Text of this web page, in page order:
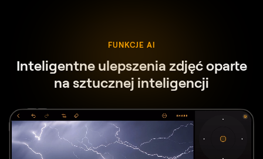
FUNKCJE AI
Inteligentne ulepszenia zdjęć oparte
na sztucznej inteligencji